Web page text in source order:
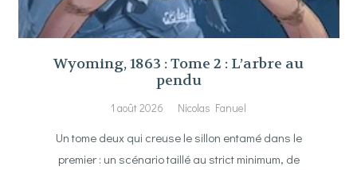
Wyoming, 1863 : Tome 2 : L’arbre au
pendu
1 août 2026 Nicolas Fanuel
Un tome deux qui creuse le sillon entamé dans le
premier : un scénario taillé au strict minimum, de